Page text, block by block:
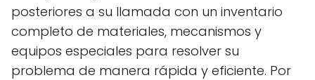
posteriores a su llamada con un inventario
completo de materiales, mecanismos y
equipos especiales para resolver su
problema de manera rápida y eficiente. Por